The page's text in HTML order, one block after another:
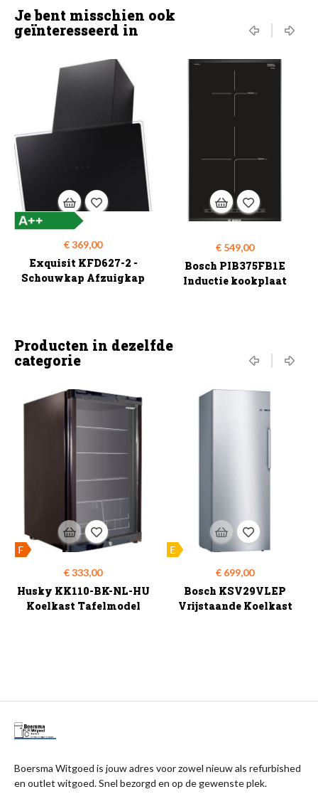
Je bent misschien ook
geïnteresseerd in
Prijs
€ 369,00
Exquisit KFD627-2 -
Schouwkap Afzuigkap
Prijs
€ 549,00
Bosch PIB375FB1E
Inductie kookplaat
‹
Producten in dezelfde
categorie
Prijs
€ 333,00
Husky KK110-BK-NL-HU
Koelkast Tafelmodel
Prijs
€ 699,00
Bosch KSV29VLEP
Vrijstaande Koelkast
‹
Boersma Witgoed is jouw adres voor zowel nieuw als refurbished
en outlet witgoed. Snel bezorgd en op de gewenste plek.